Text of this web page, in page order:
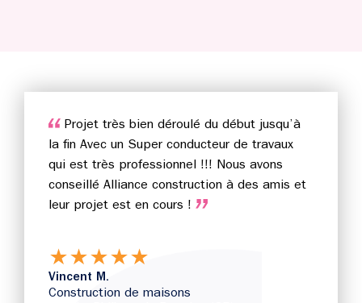
Projet très bien déroulé du début jusqu’à
la fin Avec un Super conducteur de travaux
qui est très professionnel !!! Nous avons
conseillé Alliance construction à des amis et
leur projet est en cours !
★★★★★
Vincent M.
Construction de maisons